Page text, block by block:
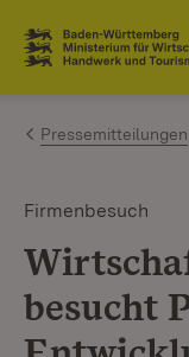
Zum Inhalt
Link zur
Pressemitteilungen
Firmenbesuch
besucht